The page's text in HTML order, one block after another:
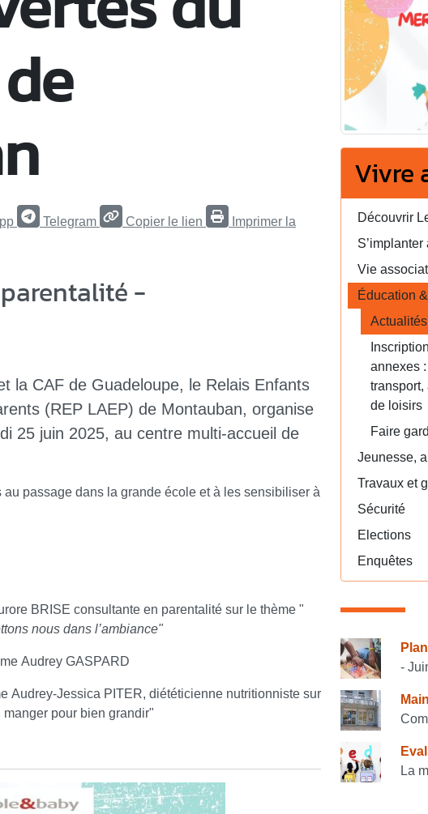
Telegram Copier le lien
Imprimer la
-
la CAF de Guadeloupe, le Relais Enfants
(REP LAEP) de Montauban, organise
25 juin 2025, au centre multi-accueil de
au passage dans la grande école et à les sensibiliser à
BRISE consultante en parentalité sur le thème "
nous dans l’ambiance"
Audrey GASPARD
Audrey-Jessica PITER, diététicienne nutritionniste sur
pour bien grandir"
Vivre
Découvrir
Vie
Éducation
Actualités
annexes
de loisirs
Faire
Jeunesse,
Travaux et
Sécurité
Elections
Enquêtes
-
La